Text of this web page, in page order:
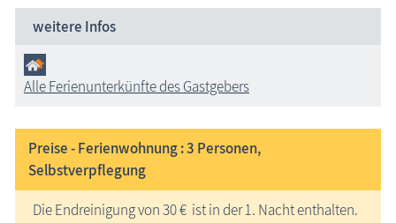
weitere Infos
Alle Ferienunterkünfte des Gastgebers
Preise - Ferienwohnung : 3 Personen,
Selbstverpflegung
Die Endreinigung von 30 € ist in der 1. Nacht enthalten.